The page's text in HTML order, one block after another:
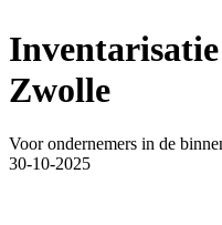
Inventarisatie
Zwolle
Voor ondernemers in de
30-10-2025